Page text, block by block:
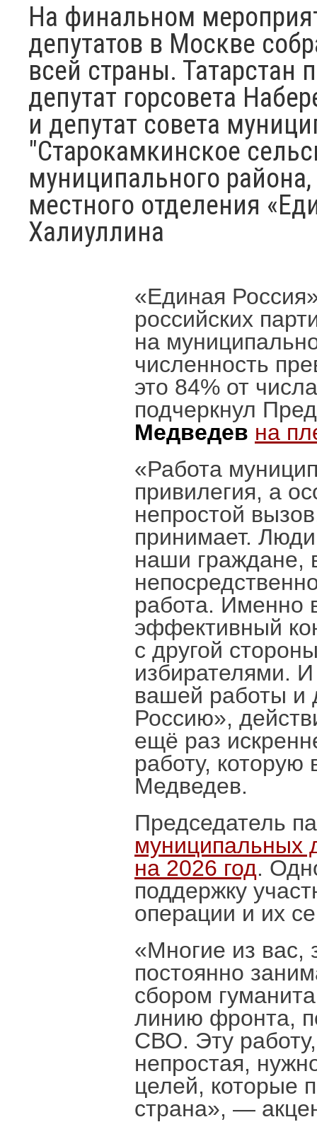
На финальном
депутатов в Москве
всей страны. Татарстан
депутат горсовета
и депутат совета
"Старокамкинское
муниципального
местного отделения
Халиуллина
«Единая
российских
на
численность
это 84% от
подчеркнул
Медведев на
«Работа
привилегия, а
непростой
принимает.
наши граждане,
работа. Именно
эффективный
с другой
избирателями.
вашей работы и
Россию»,
ещё раз
работу,
Медведев.
Председатель
муниципальных
на 2026 год.
поддержку
операции и их
«Многие из вас,
постоянно
сбором
линию фронта,
СВО. Эту
непростая,
целей, которые
страна», —